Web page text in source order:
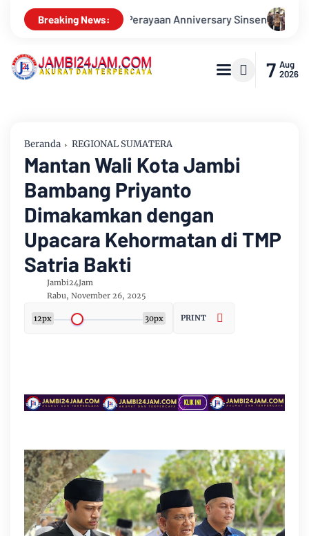
Breaking News:
Bupati Muarojambi Hadiri HUT Ke 17 Desa Mingkung Jaya
7 Aug
2026
Beranda REGIONAL SUMATERA
Mantan Wali Kota Jambi
Bambang Priyanto
Dimakamkan dengan
Upacara Kehormatan di TMP
Satria Bakti
Jambi24Jam
Rabu, November 26, 2025
12px 30px PRINT